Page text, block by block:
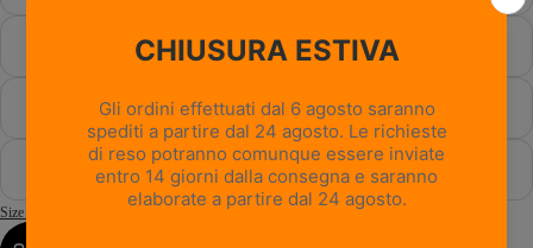
47
47½
48
Size Guide